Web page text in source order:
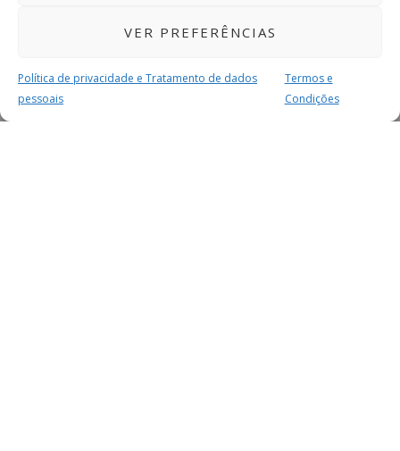
VER PREFERÊNCIAS
Política de privacidade e Tratamento de dados
pessoais
Termos e
Condições